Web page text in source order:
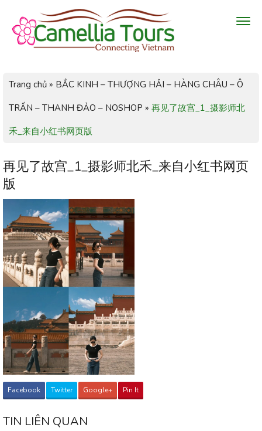
Trang chủ » BẮC KINH – THƯỢNG HẢI – HÀNG CHÂU – Ô
TRẤN – THANH ĐẢO – NOSHOP » 再见了故宫_1_摄影师北
禾_来自小红书网页版
再见了故宫_1_摄影师北禾_来自小红书网页
版
Facebook Twitter Google+ Pin It
TIN LIÊN QUAN